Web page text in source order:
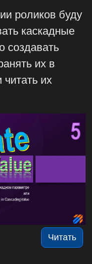
роликов буду
каскадные
создавать
их в
их
Читать